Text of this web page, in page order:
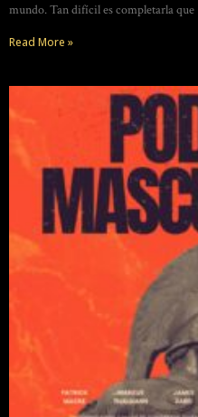
mundo. Tan difícil es completarla que
Read More »